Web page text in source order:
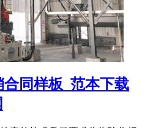
同样板_范本下载